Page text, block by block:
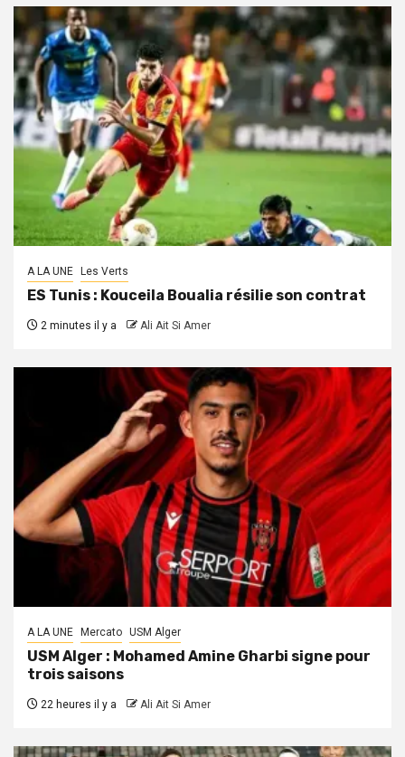
A LA UNE Les Verts
ES Tunis : Kouceila Boualia résilie son contrat
2 minutes il y a Ali Ait Si Amer
A LA UNE Mercato USM Alger
USM Alger : Mohamed Amine Gharbi signe pour
trois saisons
22 heures il y a Ali Ait Si Amer